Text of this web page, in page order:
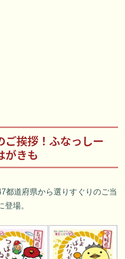
ご挨拶！ふなっしー
がきも
都道府県から選りすぐりのご当
登場。